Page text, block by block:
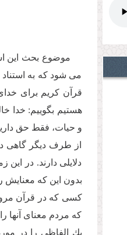
موضوع بحث این
مى شود كه به
قرآن كریم براى
هستیم بگوییم: خدا
و حیات، فقط حق
از طرف دیگر گاهى
دلایلى دارند. در
بدون این كه معنایش
كسى كه در قرآن
كه مردم معناى آنها
یك الفاظى را در